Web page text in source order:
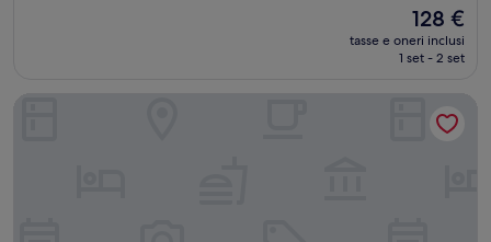
Il
prezzo
attuale
128 €
128 €
tasse e oneri inclusi
1 set - 2 set